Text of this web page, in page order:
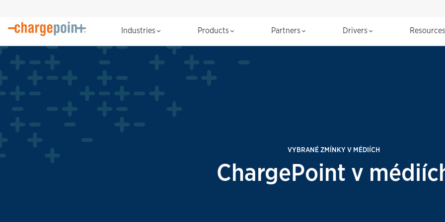
Industries Products Partners Drivers
VYBRANÉ ZMÍNKY V MÉDIÍCH
ChargePoint v